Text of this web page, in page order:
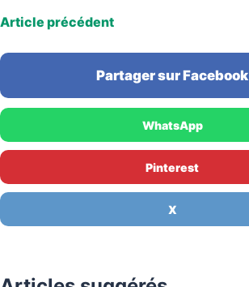
Article précédent
Partager sur Facebook
WhatsApp
Pinterest
X